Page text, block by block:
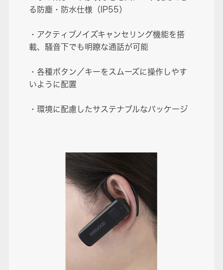
る防塵・防水仕様（IP55）
・アクティブノイズキャンセリング機能を搭
載、騒音下でも明瞭な通話が可能
・各種ボタン／キーをスムーズに操作しやす
いように配置
・環境に配慮したサステナブルなパッケージ